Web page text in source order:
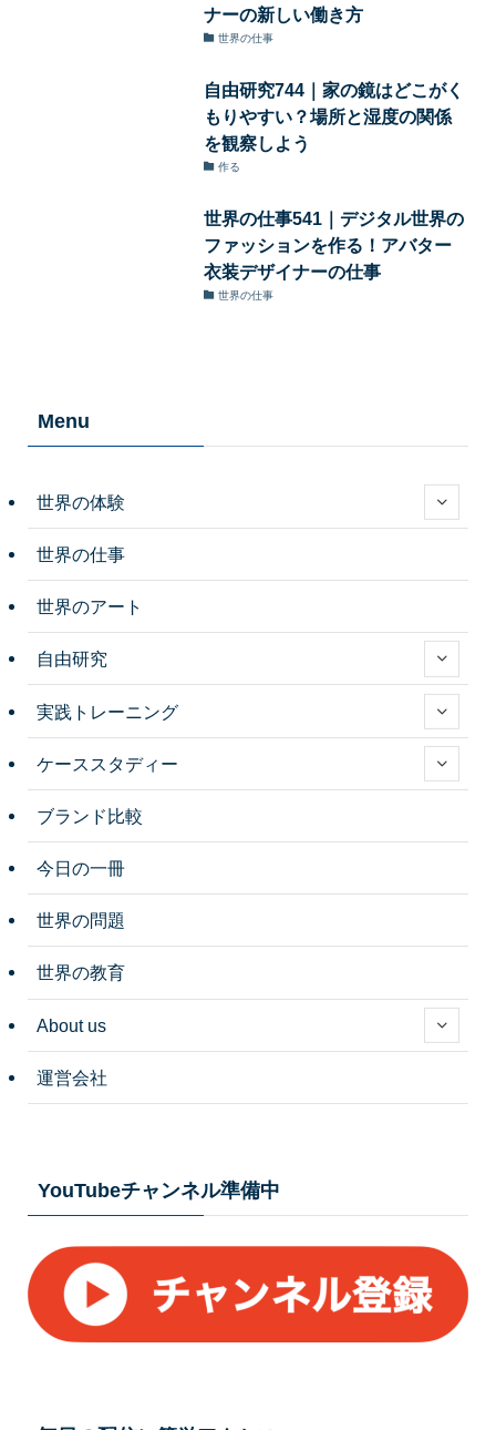
ナーの新しい働き方
世界の仕事
自由研究744｜家の鏡はどこがく
もりやすい？場所と湿度の関係
を観察しよう
作る
世界の仕事541｜デジタル世界の
ファッションを作る！アバター
衣装デザイナーの仕事
世界の仕事
Menu
世界の体験
世界の仕事
世界のアート
自由研究
実践トレーニング
ケーススタディー
ブランド比較
今日の一冊
世界の問題
世界の教育
About us
運営会社
YouTubeチャンネル準備中